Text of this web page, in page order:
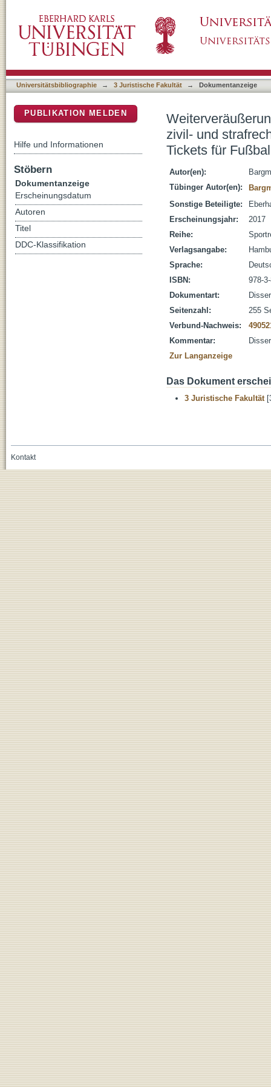
Sicht : eine Untersuchung am Beispiel von
Universitätsbibliographie → 3 Juristische Fakultät → Dokumentanzeige
zivil- und
Tickets für
Autor(en):
Tübinger Autor(en):
Sonstige Beteiligte:
Erscheinungsjahr:
2017
Reihe:
Verlagsangabe:
Sprache:
ISBN:
978-
Dokumentart:
Seitenzahl:
255
Verbund-Nachweis:
Kommentar:
Zur Langanzeige
Das Dokument
3 Juristische Fakultät
PUBLIKATION MELDEN
Hilfe und Informationen
Stöbern
Dokumentanzeige
Erscheinungsdatum
Autoren
Titel
DDC-Klassifikation
Kontakt